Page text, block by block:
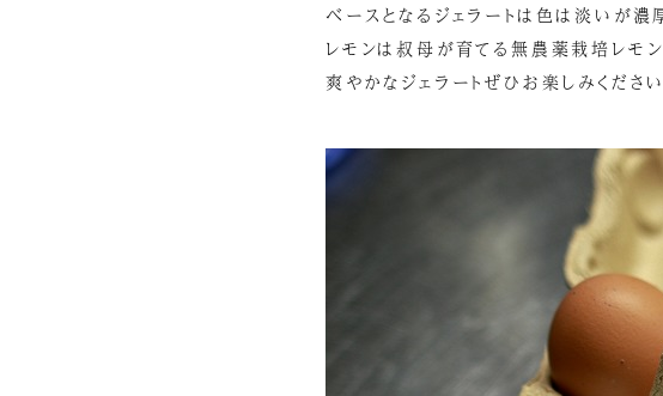
ベースとなるジェラートは色は淡いが
レモンは叔母が育てる無農薬栽培レモ
爽やかなジェラートぜひお楽しみくださ